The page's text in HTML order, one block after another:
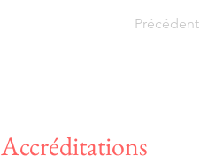
Précédent
Accréditations